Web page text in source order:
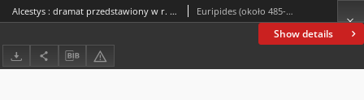
Show details
Alcestys : dramat przedstawiony w r. 438 prz. Chr. Euripides (około 485-406 p.n.e.)